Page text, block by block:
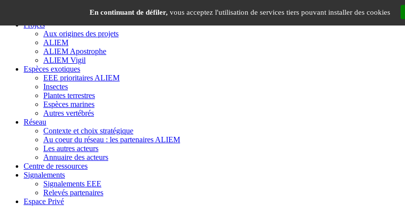
Projets
Aux origines des projets
ALIEM
ALIEM Apostrophe
ALIEM Vigil
Espèces exotiques
EEE prioritaires ALIEM
Insectes
Plantes terrestres
Espèces marines
Autres vertébrés
Réseau
Contexte et choix stratégique
Au coeur du réseau : les partenaires ALIEM
Les autres acteurs
Annuaire des acteurs
Centre de ressources
Signalements
Signalements EEE
Relevés partenaires
Espace Privé
En continuant de défiler, vous acceptez l'utilisation de services tiers pouvant installer des cookies